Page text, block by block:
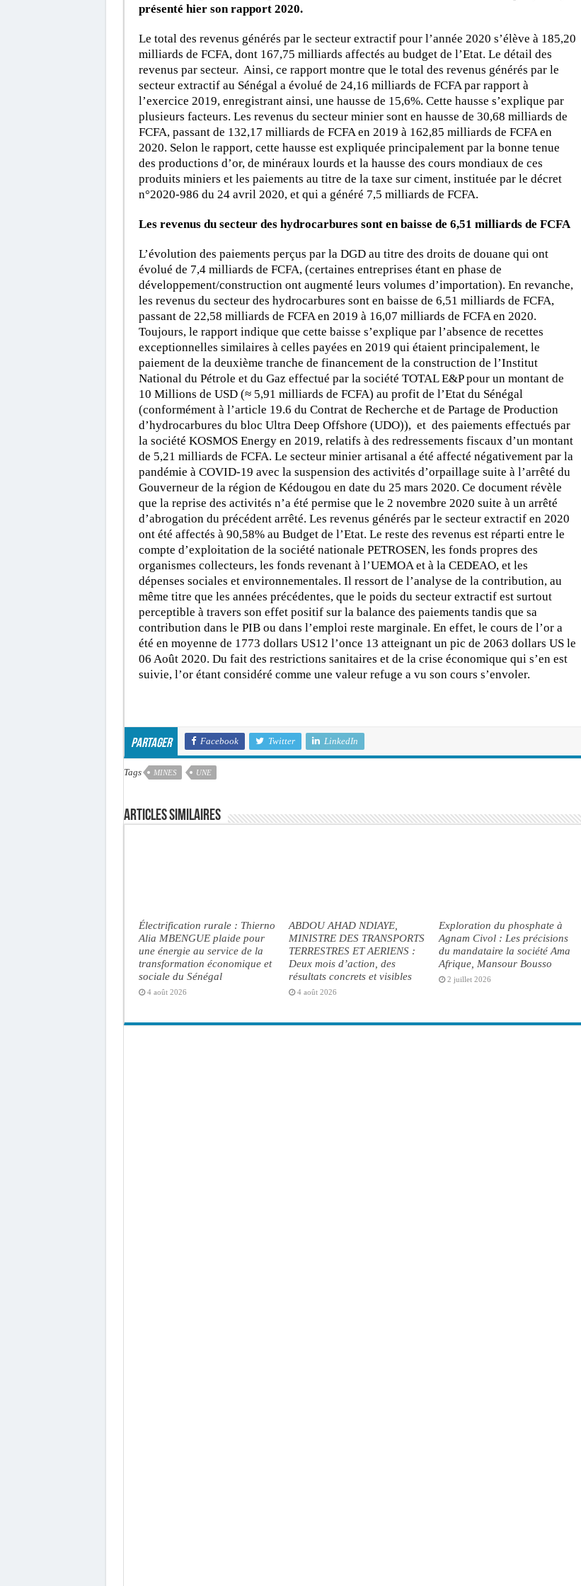
présenté hier son rapport 2020.
Le total des revenus générés par le secteur extractif pour l’année 2020 s’élève à 185,20
milliards de FCFA, dont 167,75 milliards affectés au budget de l’Etat. Le détail des
revenus par secteur. Ainsi, ce rapport montre que le total des revenus générés par le
secteur extractif au Sénégal a évolué de 24,16 milliards de FCFA par rapport à
l’exercice 2019, enregistrant ainsi, une hausse de 15,6%. Cette hausse s’explique par
plusieurs facteurs. Les revenus du secteur minier sont en hausse de 30,68 milliards de
FCFA, passant de 132,17 milliards de FCFA en 2019 à 162,85 milliards de FCFA en
2020. Selon le rapport, cette hausse est expliquée principalement par la bonne tenue
des productions d’or, de minéraux lourds et la hausse des cours mondiaux de ces
produits miniers et les paiements au titre de la taxe sur ciment, instituée par le décret
n°2020-986 du 24 avril 2020, et qui a généré 7,5 milliards de FCFA.
Les revenus du secteur des hydrocarbures sont en baisse de 6,51 milliards de FCFA
L’évolution des paiements perçus par la DGD au titre des droits de douane qui ont
évolué de 7,4 milliards de FCFA, (certaines entreprises étant en phase de
développement/construction ont augmenté leurs volumes d’importation). En revanche,
les revenus du secteur des hydrocarbures sont en baisse de 6,51 milliards de FCFA,
passant de 22,58 milliards de FCFA en 2019 à 16,07 milliards de FCFA en 2020.
Toujours, le rapport indique que cette baisse s’explique par l’absence de recettes
exceptionnelles similaires à celles payées en 2019 qui étaient principalement, le
paiement de la deuxième tranche de financement de la construction de l’Institut
National du Pétrole et du Gaz effectué par la société TOTAL E&P pour un montant de
10 Millions de USD (≈ 5,91 milliards de FCFA) au profit de l’Etat du Sénégal
(conformément à l’article 19.6 du Contrat de Recherche et de Partage de Production
d’hydrocarbures du bloc Ultra Deep Offshore (UDO)), et des paiements effectués par
la société KOSMOS Energy en 2019, relatifs à des redressements fiscaux d’un montant
de 5,21 milliards de FCFA. Le secteur minier artisanal a été affecté négativement par la
pandémie à COVID-19 avec la suspension des activités d’orpaillage suite à l’arrêté du
Gouverneur de la région de Kédougou en date du 25 mars 2020. Ce document révèle
que la reprise des activités n’a été permise que le 2 novembre 2020 suite à un arrêté
d’abrogation du précédent arrêté. Les revenus générés par le secteur extractif en 2020
ont été affectés à 90,58% au Budget de l’Etat. Le reste des revenus est réparti entre le
compte d’exploitation de la société nationale PETROSEN, les fonds propres des
organismes collecteurs, les fonds revenant à l’UEMOA et à la CEDEAO, et les
dépenses sociales et environnementales. Il ressort de l’analyse de la contribution, au
même titre que les années précédentes, que le poids du secteur extractif est surtout
perceptible à travers son effet positif sur la balance des paiements tandis que sa
contribution dans le PIB ou dans l’emploi reste marginale. En effet, le cours de l’or a
été en moyenne de 1773 dollars US12 l’once 13 atteignant un pic de 2063 dollars US le
06 Août 2020. Du fait des restrictions sanitaires et de la crise économique qui s’en est
suivie, l’or étant considéré comme une valeur refuge a vu son cours s’envoler.
Partager Facebook Twitter LinkedIn
Tags MINES UNE
Articles similaires
Électrification rurale : Thierno
Alia MBENGUE plaide pour
une énergie au service de la
transformation économique et
sociale du Sénégal
4 août 2026
ABDOU AHAD NDIAYE,
MINISTRE DES TRANSPORTS
TERRESTRES ET AERIENS :
Deux mois d’action, des
résultats concrets et visibles
4 août 2026
Exploration du phosphate à
Agnam Civol : Les précisions
du mandataire la société Ama
Afrique, Mansour Bousso
2 juillet 2026